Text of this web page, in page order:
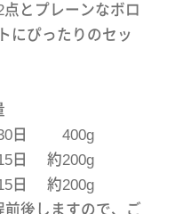
とプレーンなボロ
にぴったりのセッ
日 400g
日 約200g
日 約200g
後しますので、ご